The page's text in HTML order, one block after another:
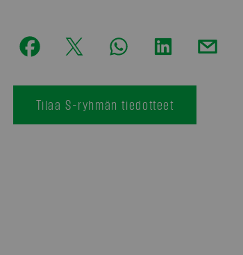
Tilaa S-ryhmän tiedotteet